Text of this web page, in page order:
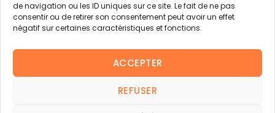
de navigation ou les ID uniques sur ce site. Le fait de ne pas
consentir ou de retirer son consentement peut avoir un effet
négatif sur certaines caractéristiques et fonctions.
ACCEPTER
REFUSER
Filière bois
Environnement
Aides aux entreprises
Aides aux associations
FAQ